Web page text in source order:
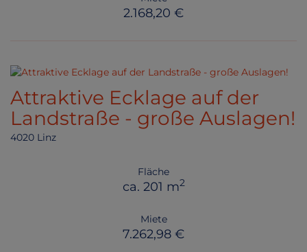
2.168,20 €
Attraktive Ecklage auf der
Landstraße - große Auslagen!
4020 Linz
Fläche
ca. 201 m2
Miete
7.262,98 €